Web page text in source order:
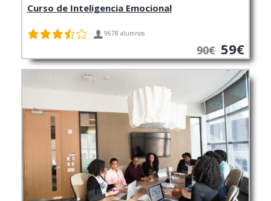
Curso de Inteligencia Emocional
9678 alumnos
90€ 59€